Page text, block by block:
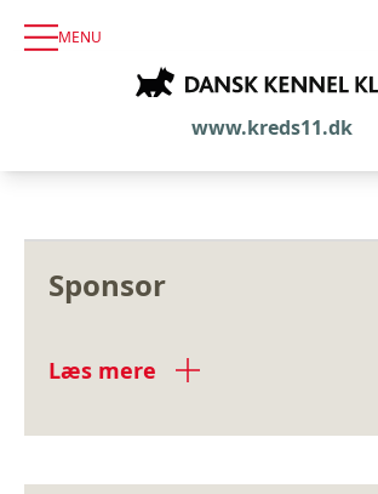
MENU
www.kreds11.dk
Sponsor
Læs mere